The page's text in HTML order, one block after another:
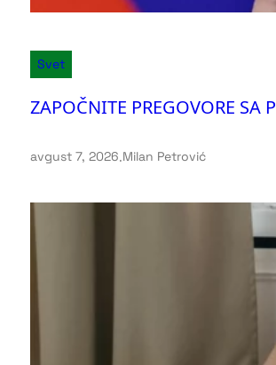
Svet
ZAPOČNITE PREGOVORE
avgust 7, 2026.Milan Petrović